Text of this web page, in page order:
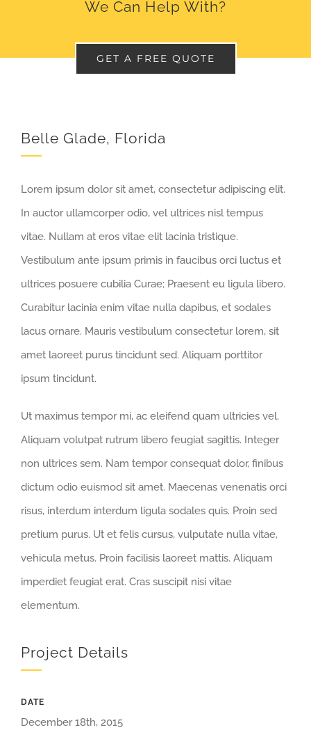
We Can Help With?
GET A FREE QUOTE
Belle Glade, Florida
Lorem ipsum dolor sit amet, consectetur adipiscing elit.
In auctor ullamcorper odio, vel ultrices nisl tempus
vitae. Nullam at eros vitae elit lacinia tristique.
Vestibulum ante ipsum primis in faucibus orci luctus et
ultrices posuere cubilia Curae; Praesent eu ligula libero.
Curabitur lacinia enim vitae nulla dapibus, et sodales
lacus ornare. Mauris vestibulum consectetur lorem, sit
amet laoreet purus tincidunt sed. Aliquam porttitor
ipsum tincidunt.
Ut maximus tempor mi, ac eleifend quam ultricies vel.
Aliquam volutpat rutrum libero feugiat sagittis. Integer
non ultrices sem. Nam tempor consequat dolor, finibus
dictum odio euismod sit amet. Maecenas venenatis orci
risus, interdum interdum ligula sodales quis. Proin sed
pretium purus. Ut et felis cursus, vulputate nulla vitae,
vehicula metus. Proin facilisis laoreet mattis. Aliquam
imperdiet feugiat erat. Cras suscipit nisi vitae
elementum.
Project Details
DATE
December 18th, 2015